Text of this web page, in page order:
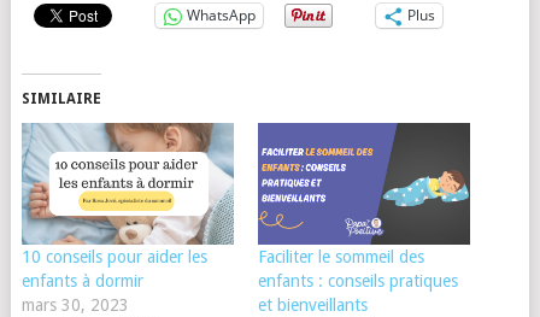
WhatsApp Plus
SIMILAIRE
10 conseils pour aider les
enfants à dormir
mars 30, 2023
Faciliter le sommeil des
enfants : conseils pratiques
et bienveillants